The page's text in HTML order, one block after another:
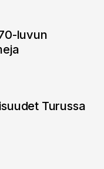
luvun
Turussa